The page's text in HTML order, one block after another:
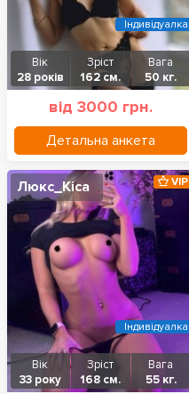
Вік
28 років
Зріст
162 см.
Вага
50 кг.
від 3000 грн.
Детальна анкета
Індивідуалка
Люкс_Кіса
Вік
33 року
Зріст
168 см.
Вага
55 кг.
VIP
Індивідуалка